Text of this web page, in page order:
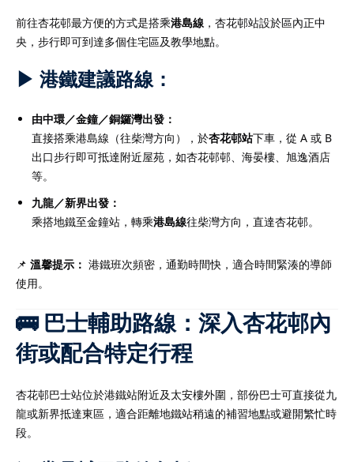
前往杏花邨最方便的方式是搭乘港島線 ，杏花邨站設於區內正中
央，步行即可到達多個住宅區及教學地點。
▶ 港鐵建議路線：
由中環／金鐘／銅鑼灣出發：
直接搭乘港島線（往柴灣方向），於杏花邨站下車，從 A 或 B
出口步行即可抵達附近屋苑，如杏花邨邨、海晏樓、旭逸酒店
等。
九龍／新界出發：
乘搭地鐵至金鐘站，轉乘港島線往柴灣方向，直達杏花邨。
📌 溫馨提示： 港鐵班次頻密，通勤時間快，適合時間緊湊的導師
使用。
🚌 巴士輔助路線：深入杏花邨內
街或配合特定行程
杏花邨巴士站位於港鐵站附近及太安樓外圍，部份巴士可直接從九
龍或新界抵達東區，適合距離地鐵站稍遠的補習地點或避開繁忙時
段。